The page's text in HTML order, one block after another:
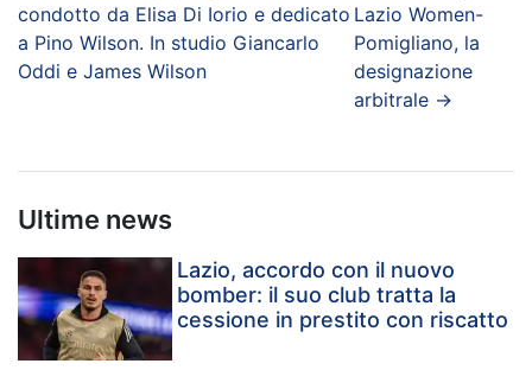
condotto da Elisa Di Iorio e dedicato
a Pino Wilson. In studio Giancarlo
Oddi e James Wilson
Lazio Women-
Pomigliano, la
designazione
arbitrale→
Ultime news
Lazio, accordo con il nuovo
bomber: il suo club tratta la
cessione in prestito con riscatto